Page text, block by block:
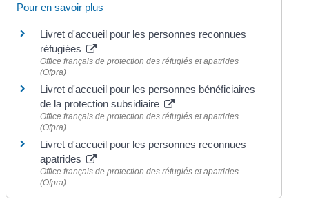
Pour en savoir plus
Livret d'accueil pour les personnes reconnues
réfugiées
Office français de protection des réfugiés et apatrides
(Ofpra)
Livret d'accueil pour les personnes bénéficiaires
de la protection subsidiaire
Office français de protection des réfugiés et apatrides
(Ofpra)
Livret d'accueil pour les personnes reconnues
apatrides
Office français de protection des réfugiés et apatrides
(Ofpra)